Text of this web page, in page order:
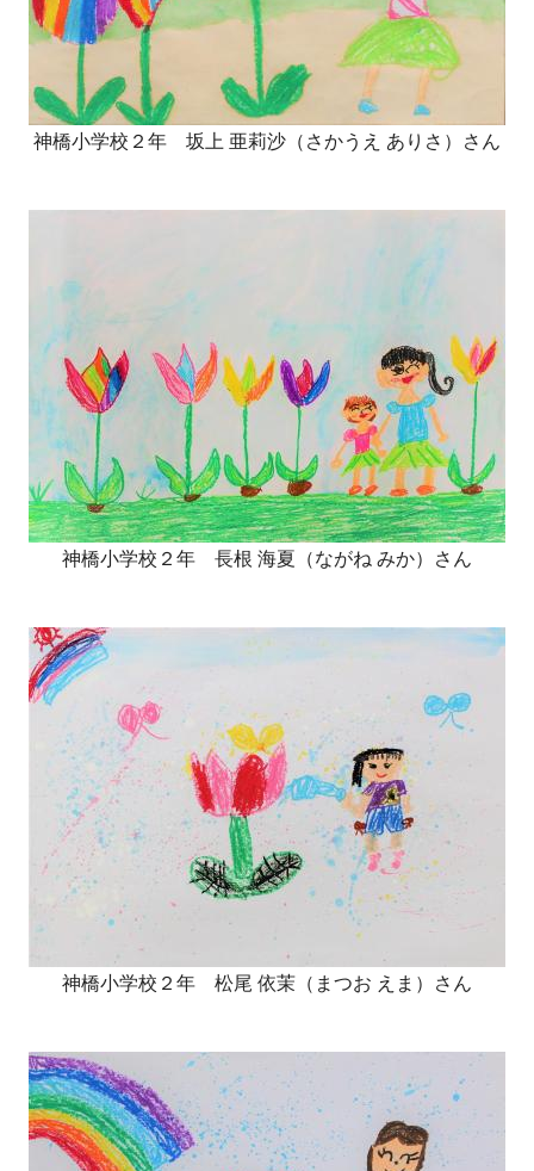
神橋小学校２年 坂上 亜莉沙（さかうえ ありさ）さん
神橋小学校２年 長根 海夏（ながね みか）さん
神橋小学校２年 松尾 依茉（まつお えま）さん